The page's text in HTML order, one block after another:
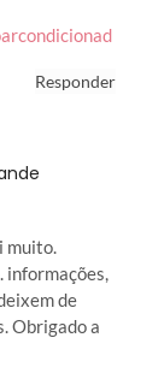
Responder
muito.
informações,
de
Obrigado a